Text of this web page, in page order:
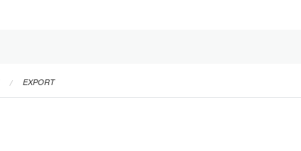
EXPORT